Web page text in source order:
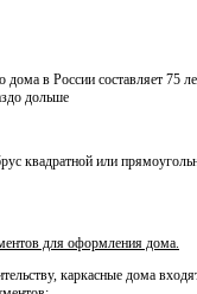
в России составляет 75
дольше
квадратной или
для оформления дома.
каркасные дома